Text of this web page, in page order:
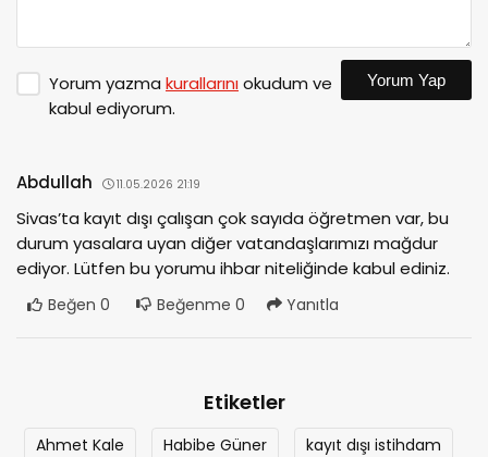
Yorum yazma kurallarınıokudum ve
kabul ediyorum.
Yorum Yap
Abdullah 11.05.2026 21:19
Sivas’ta kayıt dışı çalışan çok sayıda öğretmen var, bu
durum yasalara uyan diğer vatandaşlarımızı mağdur
ediyor. Lütfen bu yorumu ihbar niteliğinde kabul ediniz.
Beğen 0 Beğenme 0 Yanıtla
Etiketler
Ahmet Kale Habibe Güner
kayıt dışı istihdam